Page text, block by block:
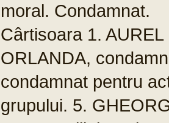
moral. Condamnat.
Cârtisoara 1.
ORLANDA,
condamnat pentru
grupului. 5.